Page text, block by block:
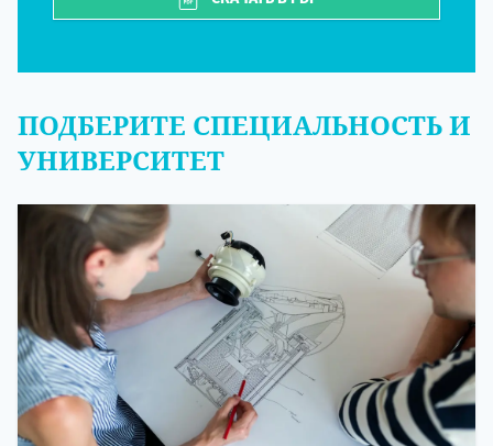
ПОДБЕРИТЕ СПЕЦИАЛЬНОСТЬ И
УНИВЕРСИТЕТ